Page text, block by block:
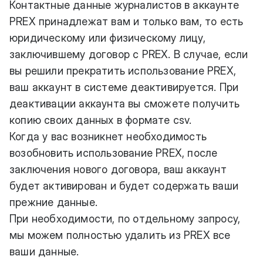
Контактные данные журналистов в аккаунте
PREX принадлежат вам и только вам, то есть
юридическому или физическому лицу,
заключившему договор с PREX. В случае, если
вы решили прекратить использование PREX,
ваш аккаунт в системе деактивируется. При
деактивации аккаунта вы сможете получить
копию своих данных в формате csv.
Когда у вас возникнет необходимость
возобновить использование PREX, после
заключения нового договора, ваш аккаунт
будет активирован и будет содержать ваши
прежние данные.
При необходимости, по отдельному запросу,
мы можем полностью удалить из PREX все
ваши данные.